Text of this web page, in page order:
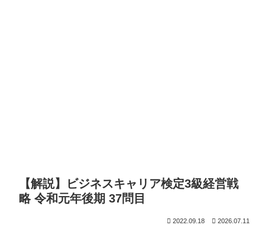
【解説】ビジネスキャリア検定3級経営戦
略 令和元年後期 37問目
2022.09.18 2026.07.11